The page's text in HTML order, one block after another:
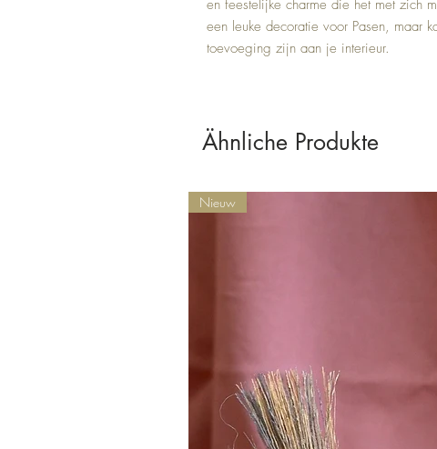
en feestelijke charme die het met zich
een leuke decoratie voor Pasen, maar
toevoeging zijn aan je interieur.
Ähnliche Produkte
Nieuw